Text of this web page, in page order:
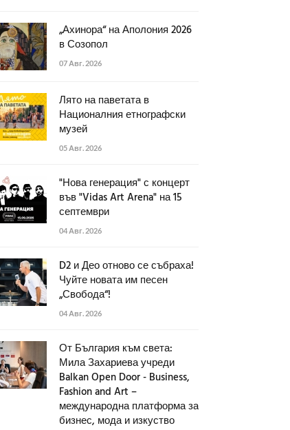
„Ахинора“ на Аполония 2026
в Созопол
07 Авг. 2026
Лято на паветата в
Националния етнографски
музей
05 Авг. 2026
"Нова генерация" с концерт
във "Vidas Art Arena" на 15
септември
04 Авг. 2026
D2 и Део отново се събраха!
Чуйте новата им песен
„Свобода“!
04 Авг. 2026
От България към света:
Мила Захариева учреди
Balkan Open Door - Business,
Fashion and Art –
международна платформа за
бизнес, мода и изкуство